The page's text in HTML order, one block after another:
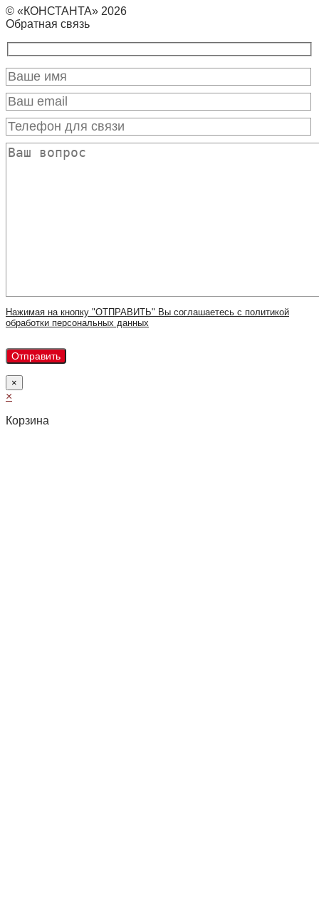
© «КОНСТАНТА» 2026
Обратная связь
Нажимая на кнопку "ОТПРАВИТЬ" Вы соглашаетесь с политикой
обработки персональных данных
×
×
Корзина